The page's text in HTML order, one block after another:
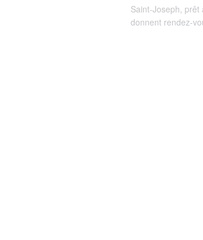
Saint-Joseph,
donnent rendez-